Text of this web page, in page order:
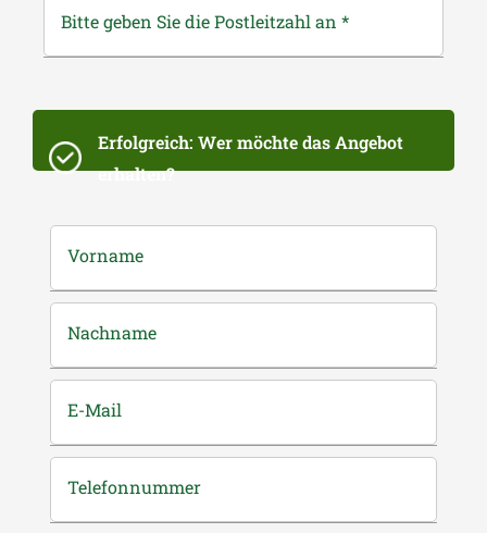
Bitte geben Sie die Postleitzahl an *
Erfolgreich: Wer möchte das Angebot
erhalten?
Vorname
Nachname
E-Mail
Telefonnummer